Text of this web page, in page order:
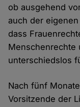
ob ausgehend
auch der
dass
Menschenrechte
unterschiedslos
Nach fünf
Vorsitzende der